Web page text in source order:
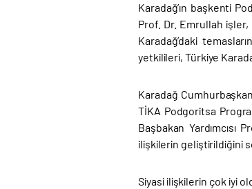
Karadağ’ın başkenti
Prof. Dr. Emrullah işler,
Karadağ’daki
yetkilileri, Türkiye
Karadağ
TİKA Podgoritsa
Başbakan Yardımcısı
ilişkilerin geliştirildiğini
Siyasi ilişkilerin çok iyi